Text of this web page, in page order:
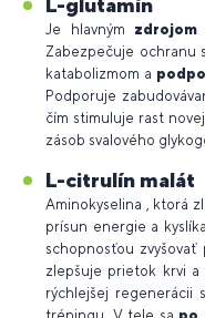
Je hlavným
Zabezpečuje ochranu
katabolizmom a
Podporuje
čím stimuluje rast
zásob svalového
L-citrulín malát
Aminokyselina , ktorá
prísun energie a
schopnosťou
zlepšuje prietok krvi a
rýchlejšej regenerácii